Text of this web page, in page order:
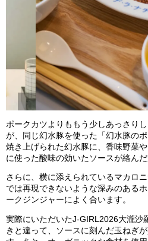
ポークカツよりももう少しあっさり
が、同じ幻水豚を使った「幻水豚の
焼き上げられた幻水豚に、香味野菜
に使った酸味の効いたソースが絡んだ
さらに、横に添えられているマカロ
では再現できないような深みのある
ークジンジャーによく合います。
実際にいただいたJ-GIRL2026大瀧沙
きと違って、ソースに刻んだ玉ねぎ